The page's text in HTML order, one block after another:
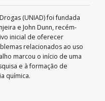
(UNIAD) foi fundada
e John Dunn, recém-
inicial de oferecer
relacionados ao uso
marcou o início de uma
e à formação de
química.